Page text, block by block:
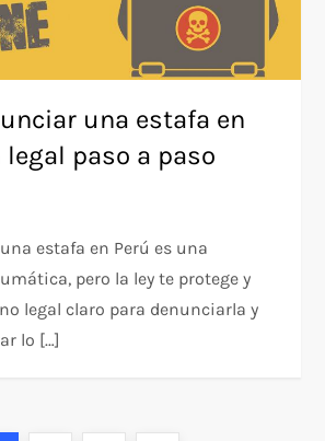
una estafa en
legal paso a paso
estafa en Perú es una
pero la ley te protege y
legal claro para denunciarla y
lo […]